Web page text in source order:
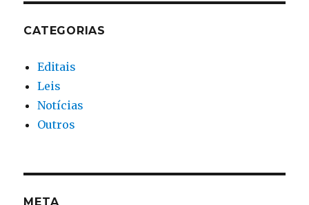
CATEGORIAS
Editais
Leis
Notícias
Outros
META